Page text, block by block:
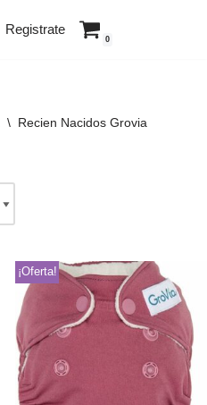
Registrate
0
\ Recien Nacidos Grovia
¡Oferta!